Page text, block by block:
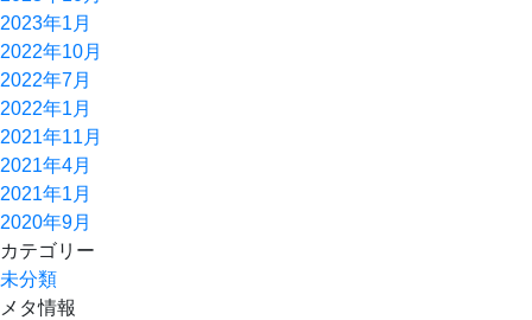
2023年1月
2022年10月
2022年7月
2022年1月
2021年11月
2021年4月
2021年1月
2020年9月
カテゴリー
未分類
メタ情報